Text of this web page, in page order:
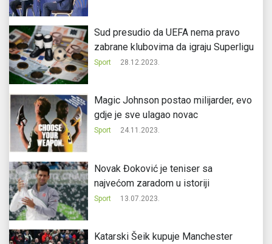
Sud presudio da UEFA nema pravo
zabrane klubovima da igraju Superligu
Sport 28.12.2023.
Magic Johnson postao milijarder, evo
gdje je sve ulagao novac
Sport 24.11.2023.
Novak Đoković je teniser sa
najvećom zaradom u istoriji
Sport 13.07.2023.
Katarski Šeik kupuje Manchester